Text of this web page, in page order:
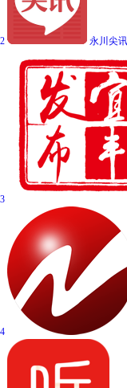
2 永川尖
3
4